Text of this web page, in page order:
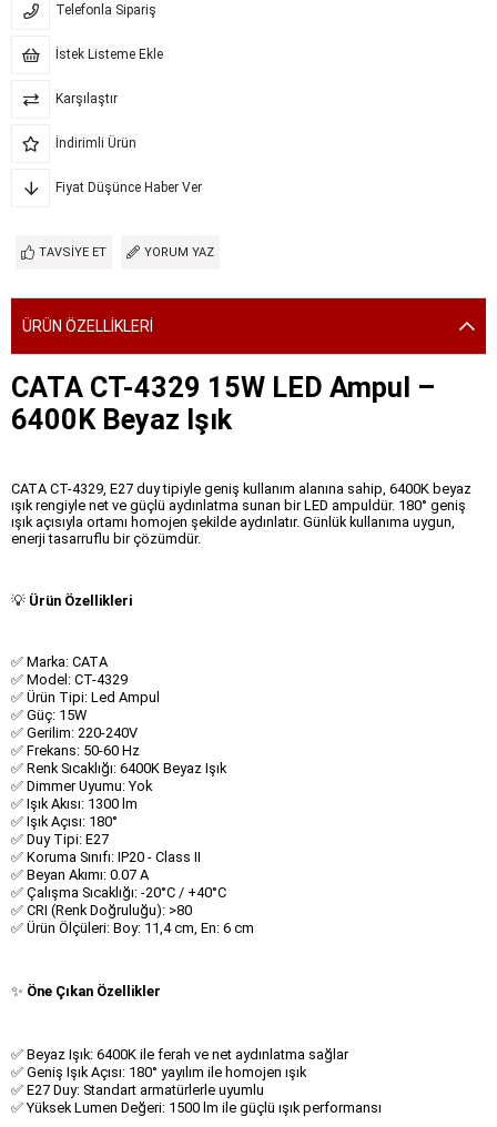
Telefonla Sipariş
İstek Listeme Ekle
Karşılaştır
İndirimli Ürün
Fiyat Düşünce Haber Ver
TAVSIYE ET YORUM YAZ
ÜRÜN ÖZELLIKLERI
CATA CT-4329 15W LED Ampul –
6400K Beyaz Işık
CATA CT-4329, E27 duy tipiyle geniş kullanım alanına sahip, 6400K beyaz
ışık rengiyle net ve güçlü aydınlatma sunan bir LED ampuldür. 180° geniş
ışık açısıyla ortamı homojen şekilde aydınlatır. Günlük kullanıma uygun,
enerji tasarruflu bir çözümdür.
💡 Ürün Özellikleri
✅ Marka: CATA
✅ Model: CT-4329
✅ Ürün Tipi: Led Ampul
✅ Güç: 15W
✅ Gerilim: 220-240V
✅ Frekans: 50-60 Hz
✅ Renk Sıcaklığı: 6400K Beyaz Işık
✅ Dimmer Uyumu: Yok
✅ Işık Akısı: 1300 lm
✅ Işık Açısı: 180°
✅ Duy Tipi: E27
✅ Koruma Sınıfı: IP20 - Class II
✅ Beyan Akımı: 0.07 A
✅ Çalışma Sıcaklığı: -20°C / +40°C
✅ CRI (Renk Doğruluğu): >80
✅ Ürün Ölçüleri: Boy: 11,4 cm, En: 6 cm
✨ Öne Çıkan Özellikler
✅ Beyaz Işık: 6400K ile ferah ve net aydınlatma sağlar
✅ Geniş Işık Açısı: 180° yayılım ile homojen ışık
✅ E27 Duy: Standart armatürlerle uyumlu
✅ Yüksek Lumen Değeri: 1500 lm ile güçlü ışık performansı